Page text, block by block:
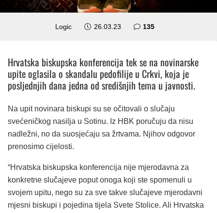
Logic 26.03.23 135komentara
Hrvatska biskupska konferencija tek se na novinarske
upite oglasila o skandalu pedofilije u Crkvi, koja je
posljednjih dana jedna od središnjih tema u javnosti.
Na upit novinara biskupi su se očitovali o slučaju
svećeničkog nasilja u Sotinu. Iz HBK poručuju da nisu
nadležni, no da suosjećaju sa žrtvama. Njihov odgovor
prenosimo cijelosti.
“Hrvatska biskupska konferencija nije mjerodavna za
konkretne slučajeve poput onoga koji ste spomenuli u
svojem upitu, nego su za sve takve slučajeve mjerodavni
mjesni biskupi i pojedina tijela Svete Stolice. Ali Hrvatska